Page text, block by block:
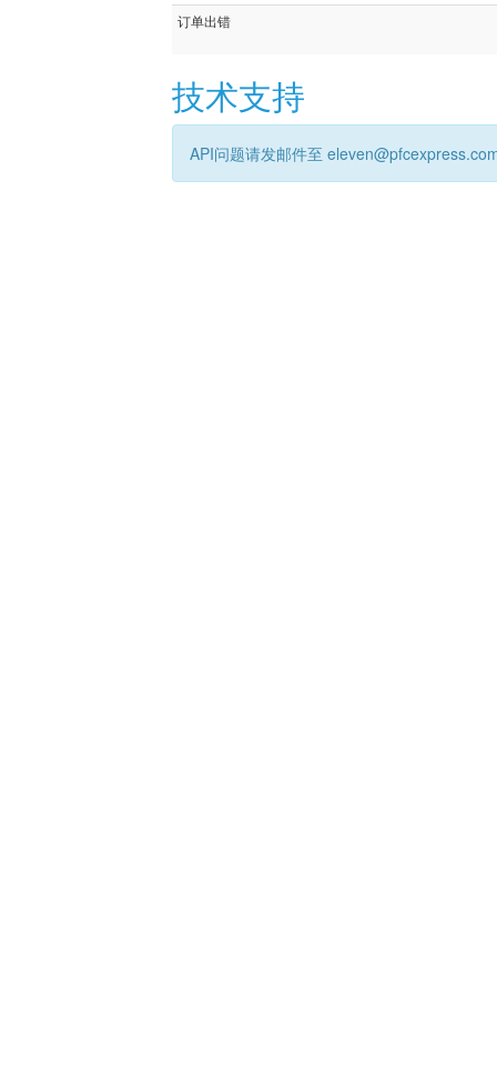
订单出错
技术支持
API问题请发邮件至